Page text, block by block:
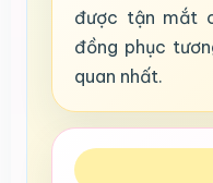
được tận mắt
đồng phục
quan nhất.